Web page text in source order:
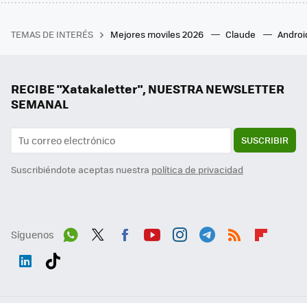
TEMAS DE INTERÉS Mejores moviles 2026 Claude
RECIBE "Xatakaletter", NUESTRA NEWSLETTER
SEMANAL
SUSCRIBIR
Suscribiéndote aceptas nuestra política de privacidad
Síguenos